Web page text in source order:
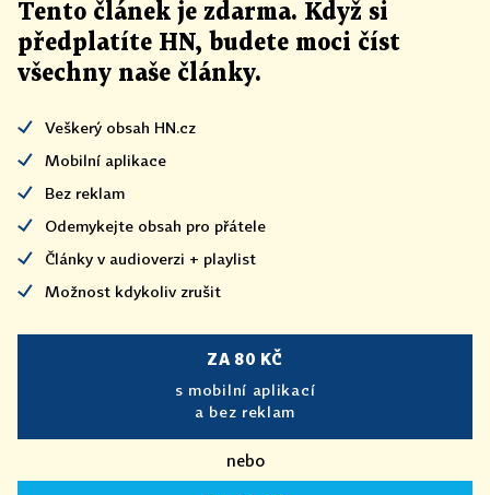
Tento článek je zdarma. Když si
předplatíte HN, budete moci číst
všechny naše články.
Veškerý obsah HN.cz
Mobilní aplikace
Bez reklam
Odemykejte obsah pro přátele
Články v audioverzi + playlist
Možnost kdykoliv zrušit
ZA 80 KČ
s mobilní aplikací
a bez reklam
nebo